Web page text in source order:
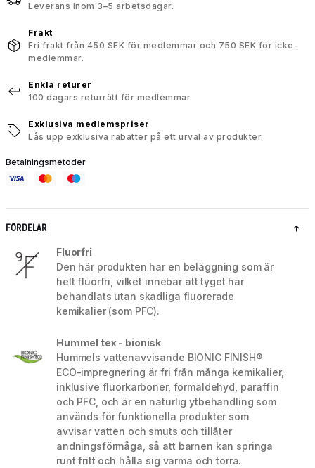
Leverans inom 3–5 arbetsdagar.
Frakt
Fri frakt från 450 SEK för medlemmar och 750 SEK för icke-
medlemmar.
Enkla returer
100 dagars returrätt för medlemmar.
Exklusiva medlemspriser
Lås upp exklusiva rabatter på ett urval av produkter.
Betalningsmetoder
FÖRDELAR
Fluorfri
Den här produkten har en beläggning som är
helt fluorfri, vilket innebär att tyget har
behandlats utan skadliga fluorerade
kemikalier (som PFC).
Hummel tex - bionisk
Hummels vattenavvisande BIONIC FINISH®
ECO-impregnering är fri från många kemikalier,
inklusive fluorkarboner, formaldehyd, paraffin
och PFC, och är en naturlig ytbehandling som
används för funktionella produkter som
avvisar vatten och smuts och tillåter
andningsförmåga, så att barnen kan springa
runt fritt och hålla sig varma och torra.